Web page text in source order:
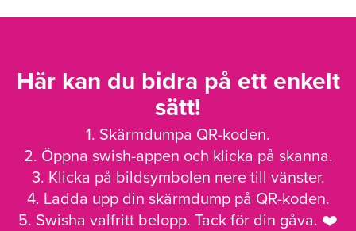
Här kan du bidra på ett enkelt
sätt!
1. Skärmdumpa QR-koden.
2. Öppna swish-appen och klicka på skanna.
3. Klicka på bildsymbolen nere till vänster.
4. Ladda upp din skärmdump på QR-koden.
5. Swisha valfritt belopp. Tack för din gåva. ❤️